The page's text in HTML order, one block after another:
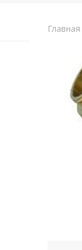
Главная